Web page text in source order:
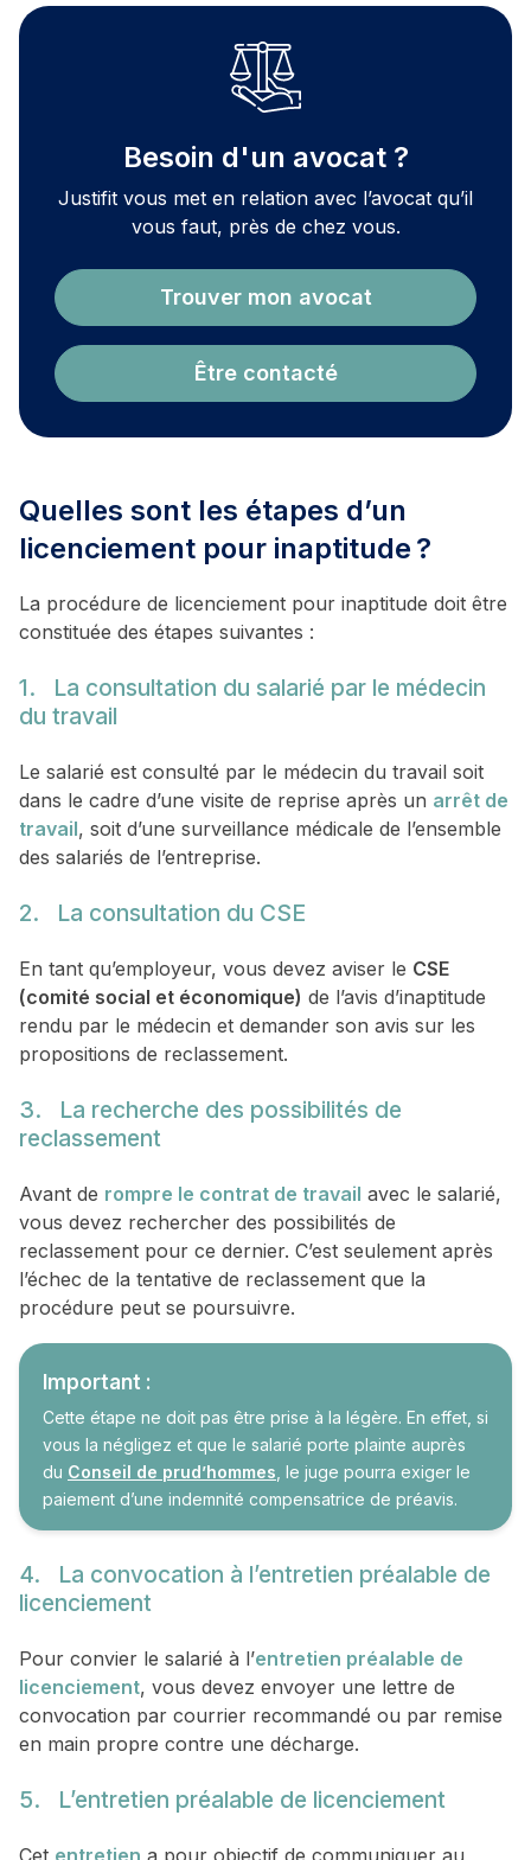
Besoin d'un avocat ?
Justifit vous met en relation avec l’avocat qu’il
vous faut, près de chez vous.
Trouver mon avocat
Être contacté
Quelles sont les étapes d’un
licenciement pour inaptitude ?
La procédure de licenciement pour inaptitude doit être
constituée des étapes suivantes :
1. La consultation du salarié par le médecin
du travail
Le salarié est consulté par le médecin du travail soit
dans le cadre d’une visite de reprise après un arrêt de
travail, soit d’une surveillance médicale de l’ensemble
des salariés de l’entreprise.
2. La consultation du CSE
En tant qu’employeur, vous devez aviser le CSE
(comité social et économique) de l’avis d’inaptitude
rendu par le médecin et demander son avis sur les
propositions de reclassement.
3. La recherche des possibilités de
reclassement
Avant de rompre le contrat de travail avec le salarié,
vous devez rechercher des possibilités de
reclassement pour ce dernier. C’est seulement après
l’échec de la tentative de reclassement que la
procédure peut se poursuivre.
Important :
Cette étape ne doit pas être prise à la légère. En effet, si
vous la négligez et que le salarié porte plainte auprès
du Conseil de prud’hommes , le juge pourra exiger le
paiement d’une indemnité compensatrice de préavis.
4. La convocation à l’entretien préalable de
licenciement
Pour convier le salarié à l’entretien préalable de
licenciement, vous devez envoyer une lettre de
convocation par courrier recommandé ou par remise
en main propre contre une décharge.
5. L’entretien préalable de licenciement